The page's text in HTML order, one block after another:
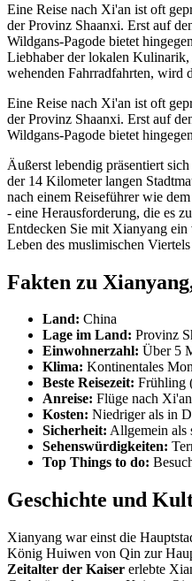
Eine Reise nach Xi'an ist oft
der Provinz Shaanxi. Erst auf
Wildgans-Pagode bietet
Liebhaber der lokalen Kulinarik,
wehenden Fahrradfahrten, wird
Eine Reise nach Xi'an ist oft
der Provinz Shaanxi. Erst auf
Wildgans-Pagode bietet
Äußerst lebendig präsentiert
der 14 Kilometer langen
nach einem Reiseführer wie
- eine Herausforderung, die es
Entdecken Sie mit Xianyang ein
Leben des muslimischen
Fakten zu
Land: China
Lage im Land: Provinz
Einwohnerzahl: Über 5
Klima: Kontinentales
Beste Reisezeit: Frühling
Anreise: Flüge nach
Kosten: Niedriger als in
Sicherheit: Allgemein als
Sehenswürdigkeiten:
Top Things to do:
Geschichte und
Xianyang war einst die
König Huiwen von Qin zur
Zeitalter der Kaiser erlebte